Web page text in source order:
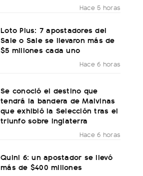
Hace 5 horas
Loto Plus: 7 apostadores del
Sale o Sale se llevaron más de
$5 millones cada uno
Hace 6 horas
Se conoció el destino que
tendrá la bandera de Malvinas
que exhibió la Selección tras el
triunfo sobre Inglaterra
Hace 6 horas
Quini 6: un apostador se llevó
más de $400 millones